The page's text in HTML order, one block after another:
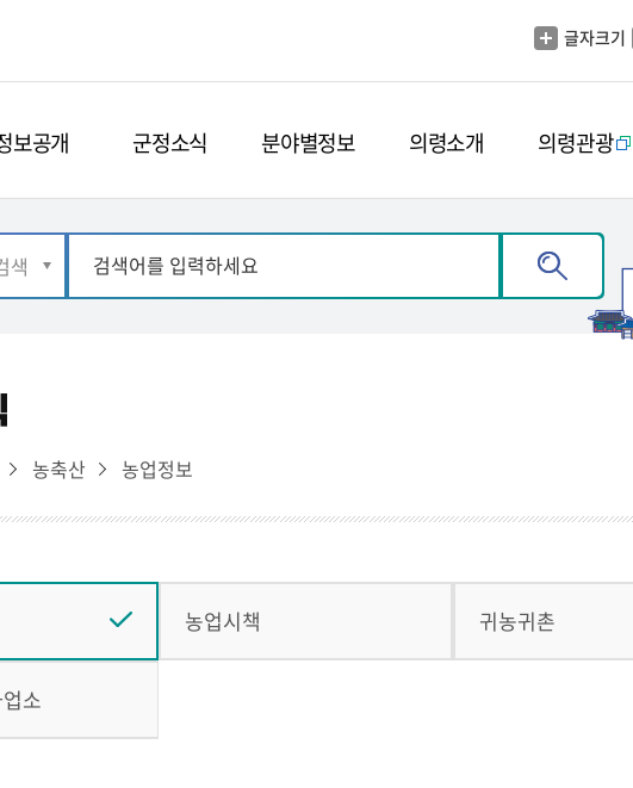
글자크기
보공개 군정소식 분야별정보 의령소개 의령관광
농축산 농업정보
농업시책 귀농귀촌
소